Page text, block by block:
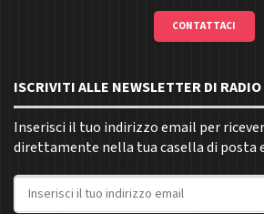
CONTATTACI
ISCRIVITI ALLE NEWSLETTER DI RADIO
Inserisci il tuo indirizzo email per
direttamente nella tua casella di posta
Indirizzo email